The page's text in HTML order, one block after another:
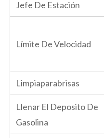
Jefe De Estación
Límite De Velocidad
Limpiaparabrisas
Llenar El Deposito De
Gasolina